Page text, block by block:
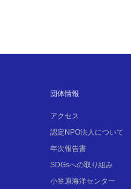
団体情報
アクセス
認定NPO法人について
年次報告書
SDGsへの取り組み
小笠原海洋センター